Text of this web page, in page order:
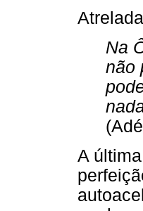
Na
não
A